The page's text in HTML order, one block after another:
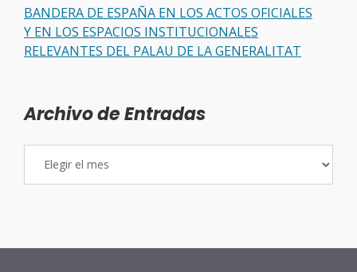
BANDERA DE ESPAÑA EN LOS ACTOS OFICIALES
Y EN LOS ESPACIOS INSTITUCIONALES
RELEVANTES DEL PALAU DE LA GENERALITAT
Archivo de Entradas